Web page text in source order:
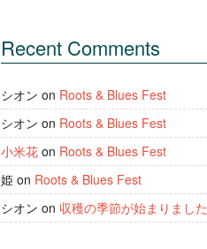
Recent Comments
シオン on Roots & Blues Fest
シオン on Roots & Blues Fest
小米花 on Roots & Blues Fest
姫 on Roots & Blues Fest
シオン on 収穫の季節が始まりました